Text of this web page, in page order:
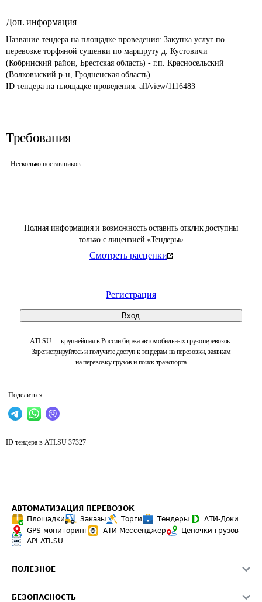
Полная информация и возможность оставить отклик доступны
только с лицензией «Тендеры»
Смотреть расценки
Регистрация
Вход
ATI.SU — крупнейшая в России биржа автомобильных грузоперевозок.
Зарегистрируйтесь и получите доступ к тендерам на перевозки, заявкам
на перевозку грузов и поиск транспорта
Поделиться
Доп. информация
Название тендера на площадке проведения: Закупка услуг по
перевозке торфяной сушенки по маршруту д. Кустовичи
(Кобринский район, Брестская область) - г.п. Красносельский
(Волковыский р-н, Гродненская область)
ID тендера на площадке проведения: all/view/1116483
Требования
Несколько поставщиков
ID тендера в ATI.SU 37327
АВТОМАТИЗАЦИЯ ПЕРЕВОЗОК
Площадки
Заказы Торги Тендеры
АТИ-Доки
GPS-мониторинг
АТИ Мессенджер
Цепочки грузов
API ATI.SU
ПОЛЕЗНОЕ
БЕЗОПАСНОСТЬ